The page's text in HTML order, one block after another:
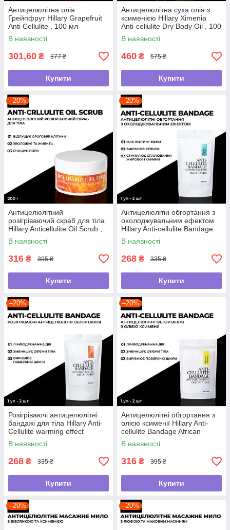
Антицелюлітна олія
Грейпфрут Hillary Grapefruit
Anti Cellulite , 100 мл
В наявності
301,60 ₴ 377 ₴
Купити
Антицелюлітна суха олія з
ксименією Hillary Хimenia
Anti-cellulite Dry Body Oil , 100
мл
В наявності
460 ₴ 575 ₴
Купити
–20%
Антицелюлітний
розігріваючий скраб для тіла
Hillary Anticellulite Oil Scrub ,
200 г
В наявності
316 ₴ 395 ₴
Купити
–20%
Антицелюлітні обгортання з
охолоджувальним ефектом
Hillary Anti-cellulite Bandage
Cooling Effect
В наявності
268 ₴ 335 ₴
Купити
–20%
Розігріваючі антицелюлітні
бандажі для тіла Hillary Anti-
Cellulite warming effect
bandage
В наявності
268 ₴ 335 ₴
Купити
–20%
Антицелюлітні обгортання з
олією ксименії Hillary Anti-
cellulite Bandage African
Ximenia
В наявності
316 ₴ 395 ₴
Купити
–20% –20%